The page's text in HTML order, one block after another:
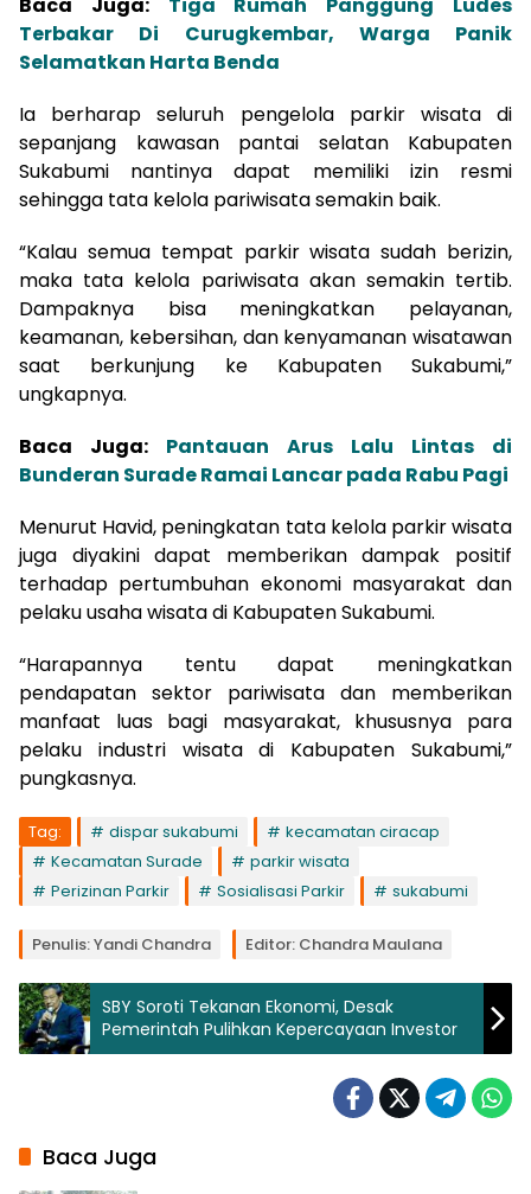
Terbakar Di Curugkembar, Warga Panik
Selamatkan Harta Benda
Ia berharap seluruh pengelola parkir wisata di
sepanjang kawasan pantai selatan Kabupaten
Sukabumi nantinya dapat memiliki izin resmi
sehingga tata kelola pariwisata semakin baik.
“Kalau semua tempat parkir wisata sudah berizin,
maka tata kelola pariwisata akan semakin tertib.
Dampaknya bisa meningkatkan pelayanan,
keamanan, kebersihan, dan kenyamanan wisatawan
saat berkunjung ke Kabupaten Sukabumi,”
ungkapnya.
Baca Juga: Pantauan Arus Lalu Lintas di
Bunderan Surade Ramai Lancar pada Rabu Pagi
Menurut Havid, peningkatan tata kelola parkir wisata
juga diyakini dapat memberikan dampak positif
terhadap pertumbuhan ekonomi masyarakat dan
pelaku usaha wisata di Kabupaten Sukabumi.
“Harapannya tentu dapat meningkatkan
pendapatan sektor pariwisata dan memberikan
manfaat luas bagi masyarakat, khususnya para
pelaku industri wisata di Kabupaten Sukabumi,”
pungkasnya.
Tag: dispar sukabumi
kecamatan ciracap
Kecamatan Surade
parkir wisata
Perizinan Parkir
Sosialisasi Parkir sukabumi
Penulis: Yandi Chandra Editor: Chandra Maulana
SBY Soroti Tekanan Ekonomi, Desak
Pemerintah Pulihkan Kepercayaan Investor
Baca Juga